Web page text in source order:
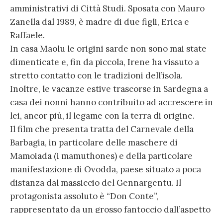
amministrativi di Città Studi. Sposata con Mauro
Zanella dal 1989, è madre di due figli, Erica e
Raffaele.
In casa Maolu le origini sarde non sono mai state
dimenticate e, fin da piccola, Irene ha vissuto a
stretto contatto con le tradizioni dell’isola.
Inoltre, le vacanze estive trascorse in Sardegna a
casa dei nonni hanno contribuito ad accrescere in
lei, ancor più, il legame con la terra di origine.
Il film che presenta tratta del Carnevale della
Barbagia, in particolare delle maschere di
Mamoiada (i mamuthones) e della particolare
manifestazione di Ovodda, paese situato a poca
distanza dal massiccio del Gennargentu. Il
protagonista assoluto è “Don Conte”,
rappresentato da un grosso fantoccio dall’aspetto